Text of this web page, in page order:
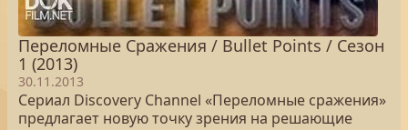
Переломные Сражения / Bullet Points / Сезон
1 (2013)
30.11.2013
Сериал Discovery Channel «Переломные сражения»
предлагает новую точку зрения на решающие